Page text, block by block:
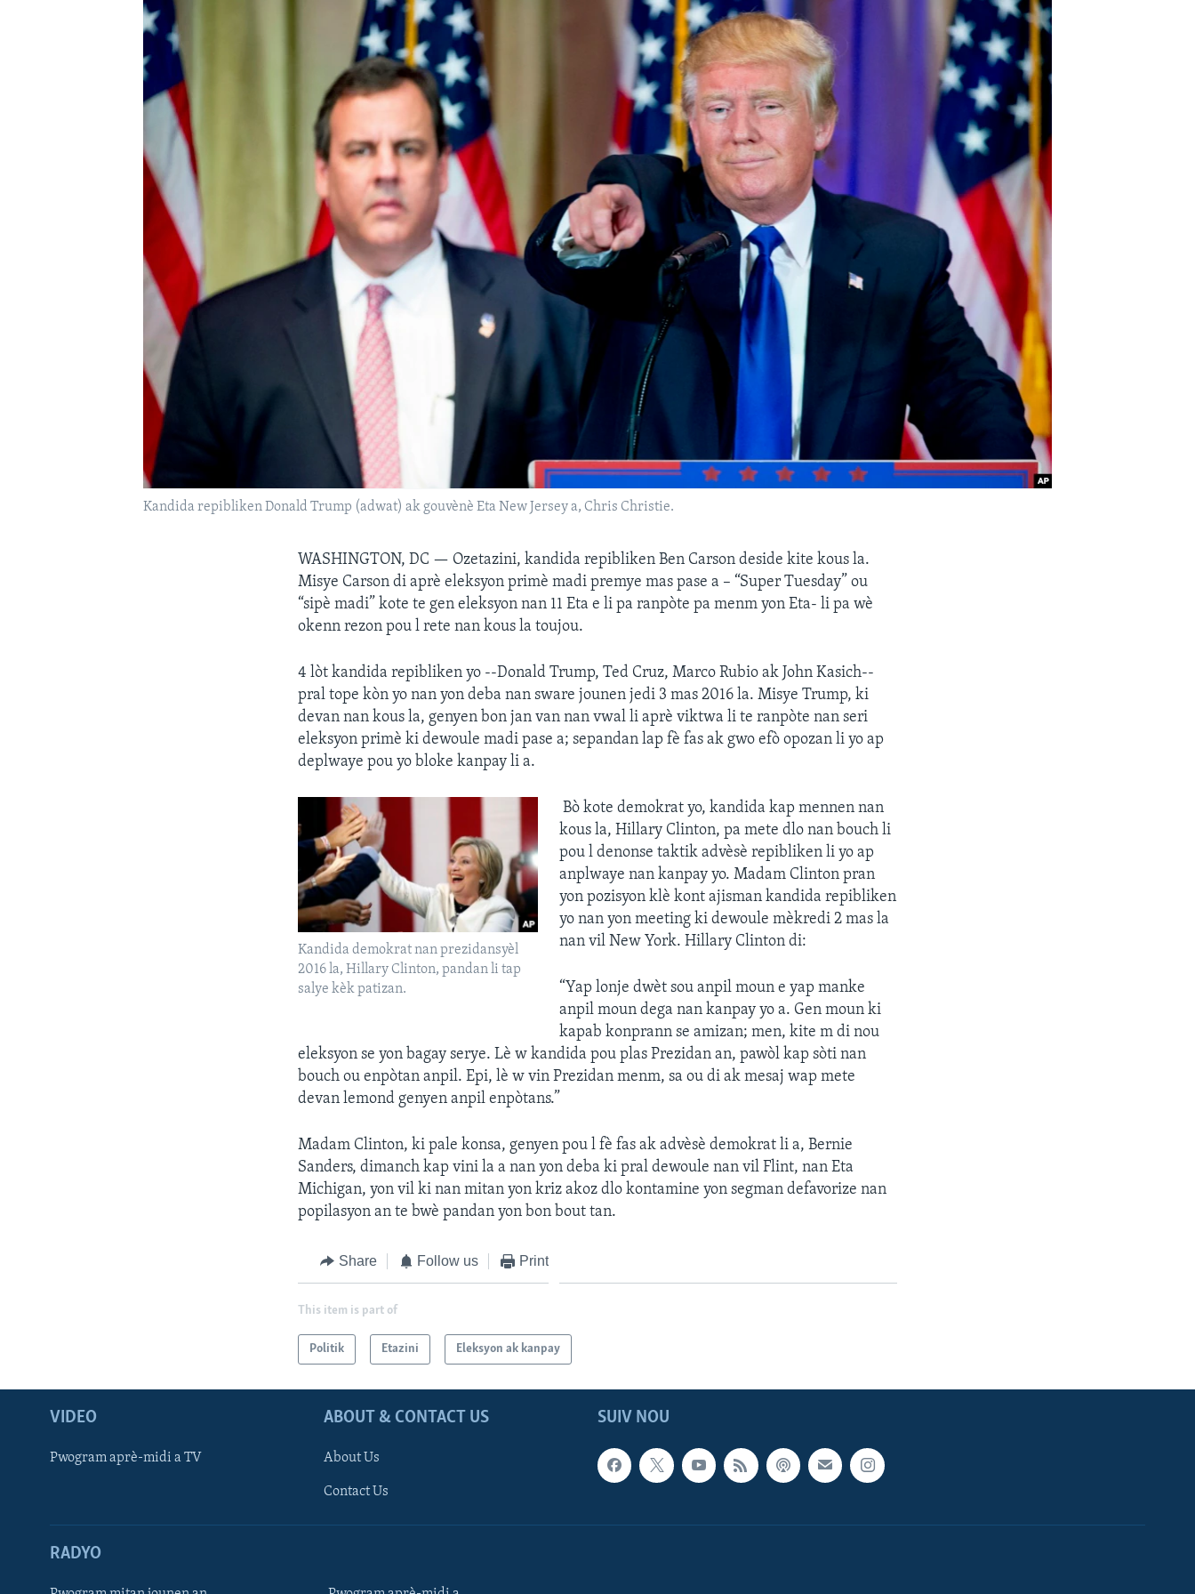
Kandida repibliken Donald Trump (adwat) ak gouvènè Eta New Jersey a, Chris Christie.
WASHINGTON, DC — Ozetazini, kandida repibliken Ben Carson deside kite kous la.
Misye Carson di aprè eleksyon primè madi premye mas pase a – “Super Tuesday” ou
“sipè madi” kote te gen eleksyon nan 11 Eta e li pa ranpòte pa menm yon Eta- li pa wè
okenn rezon pou l rete nan kous la toujou.
4 lòt kandida repibliken yo --Donald Trump, Ted Cruz, Marco Rubio ak John Kasich--
pral tope kòn yo nan yon deba nan sware jounen jedi 3 mas 2016 la. Misye Trump, ki
devan nan kous la, genyen bon jan van nan vwal li aprè viktwa li te ranpòte nan seri
eleksyon primè ki dewoule madi pase a; sepandan lap fè fas ak gwo efò opozan li yo ap
deplwaye pou yo bloke kanpay li a.
Kandida demokrat nan prezidansyèl
2016 la, Hillary Clinton, pandan li tap
salye kèk patizan.
​ Bò kote demokrat yo, kandida kap mennen nan
kous la, Hillary Clinton, pa mete dlo nan bouch li
pou l denonse taktik advèsè repibliken li yo ap
anplwaye nan kanpay yo. Madam Clinton pran
yon pozisyon klè kont ajisman kandida repibliken
yo nan yon meeting ki dewoule mèkredi 2 mas la
nan vil New York. Hillary Clinton di:
“Yap lonje dwèt sou anpil moun e yap manke
anpil moun dega nan kanpay yo a. Gen moun ki
kapab konprann se amizan; men, kite m di nou
eleksyon se yon bagay serye. Lè w kandida pou plas Prezidan an, pawòl kap sòti nan
bouch ou enpòtan anpil. Epi, lè w vin Prezidan menm, sa ou di ak mesaj wap mete
devan lemond genyen anpil enpòtans.”
Madam Clinton, ki pale konsa, genyen pou l fè fas ak advèsè demokrat li a, Bernie
Sanders, dimanch kap vini la a nan yon deba ki pral dewoule nan vil Flint, nan Eta
Michigan, yon vil ki nan mitan yon kriz akoz dlo kontamine yon segman defavorize nan
popilasyon an te bwè pandan yon bon bout tan.
Share Follow us Print
This item is part of
Politik Etazini Eleksyon ak kanpay
SUIV NOU
VIDEO
Pwogram aprè-midi a TV
ABOUT & CONTACT US
About Us
Contact Us
RADYO